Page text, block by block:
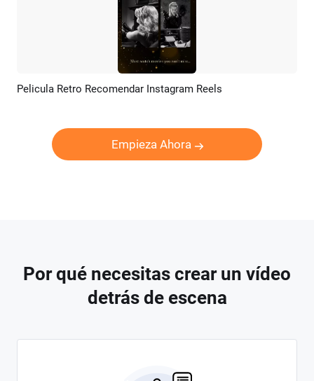
Previsualizar Crear IA
Pelicula Retro Recomendar Instagram Reels
Empieza Ahora
Por qué necesitas crear un vídeo
detrás de escena